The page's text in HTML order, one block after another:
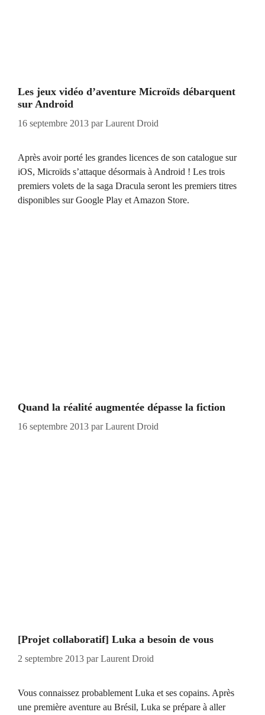
Les jeux vidéo d’aventure Microïds débarquent
sur Android
16 septembre 2013 parLaurent Droid
Après avoir porté les grandes licences de son catalogue sur
iOS, Microïds s’attaque désormais à Android ! Les trois
premiers volets de la saga Dracula seront les premiers titres
disponibles sur Google Play et Amazon Store.
Quand la réalité augmentée dépasse la fiction
16 septembre 2013 parLaurent Droid
[Projet collaboratif] Luka a besoin de vous
2 septembre 2013 parLaurent Droid
Vous connaissez probablement Luka et ses copains. Après
une première aventure au Brésil, Luka se prépare à aller